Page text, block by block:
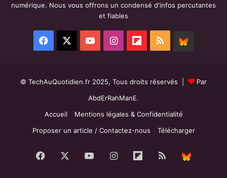
numérique. Nous vous offrons un condensé d'infos percutantes
et fiables
Facebook YouTubeInstagramFlipboard
RSS
© TechAuQuotidien.fr 2025, Tous droits réservés |
Par
AbdErRahManE.
Accueil
Mentions légales & Confidentialité
Proposer un article / Contactez-nous
Télécharger
Facebook YouTubeInstagramFlipboard
RSS